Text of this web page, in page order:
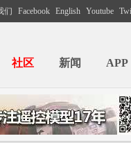
们 Facebook English Youtube
社区 新闻 APP